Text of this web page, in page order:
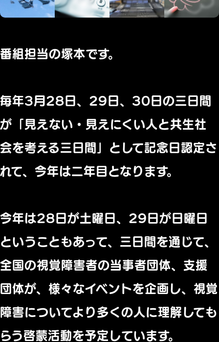
番組担当の塚本です。
毎年3月28日、29日、 30日の三日間
が「見えない・ 見えにくい人と共生社
会を考える三日間」 として記念日認定さ
れて、今年は二年目となります。
今年は28日が土曜日、29日が日曜日
ということもあって、 三日間を通じて、
全国の視覚障害者の当事者団体、支援
団体が、様々なイベントを企画し、視覚
障害についてより多くの人に理解しても
らう啓蒙活動を予定しています。